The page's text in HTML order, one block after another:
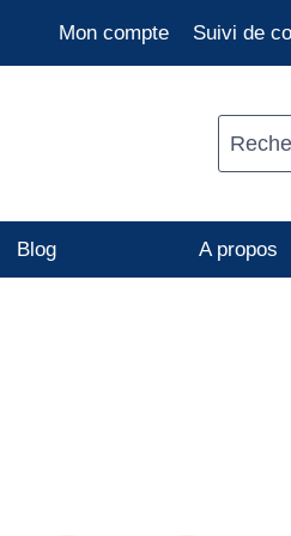
Mon compte Suivi de
Blog A propos